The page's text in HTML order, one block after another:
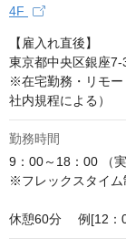
4F
【雇入れ直後】
東京都中央区銀座
※在宅勤務・リモー
社内規程による）
勤務時間
9：00～18：00 （実
※フレックスタイム
休憩60分 　例[12：